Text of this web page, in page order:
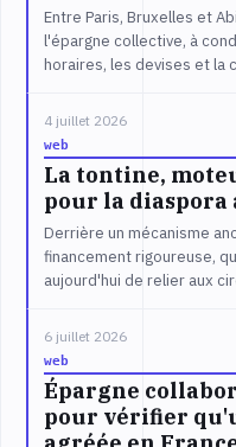
Entre Paris, Bruxelles et
l'épargne collective, à
horaires, les devises et la
4 juillet 2026
web
La tontine,
pour la
Derrière un mécanisme
financement rigoureuse,
aujourd'hui de relier aux
6 juillet 2026
web
Épargne
pour vérifier